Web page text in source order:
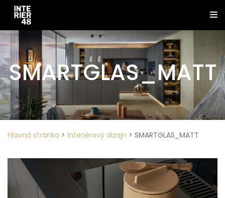
SMARTGLAS_MATT
Hlavná stránka > Interiérový dizajn > SMARTGLAS_MATT